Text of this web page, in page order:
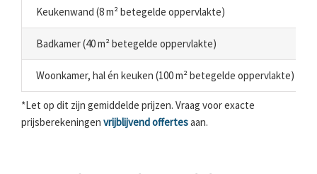
Keukenwand (8 m² betegelde oppervlakte)
Badkamer (40 m² betegelde oppervlakte)
Woonkamer, hal én keuken (100 m² betegelde oppervlakte)
*Let op dit zijn gemiddelde prijzen. Vraag voor exacte
prijsberekeningen vrijblijvend offertesaan.